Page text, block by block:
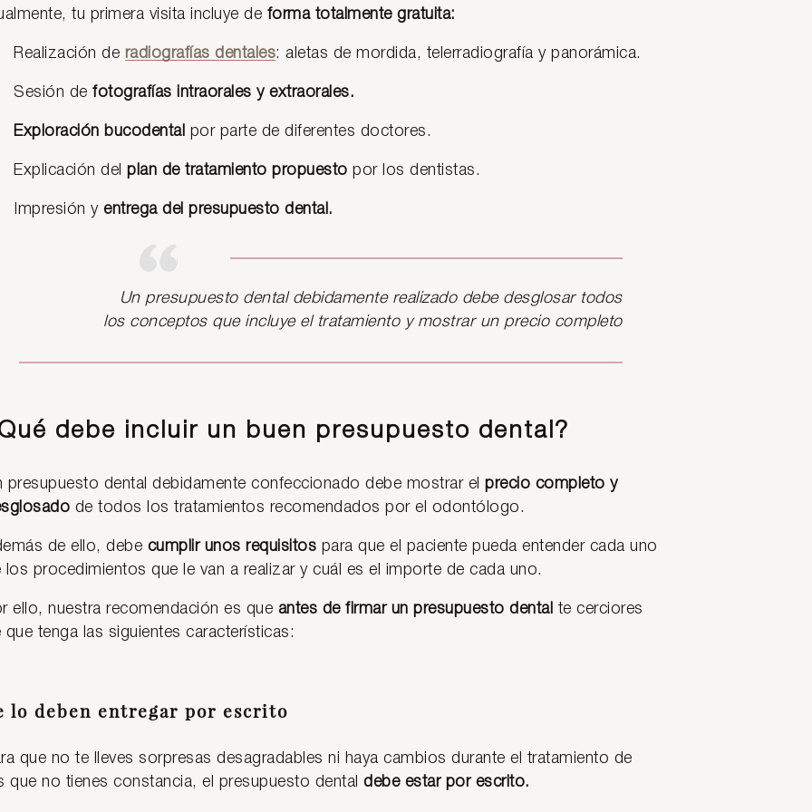
tu primera visita incluye de forma totalmente gratuita:
Realización de radiografías dentales: aletas de mordida, telerradiografía y panorámica.
Sesión defotografías intraorales y extraorales.
Exploración bucodental por parte de diferentes doctores.
Explicación del plan de tratamiento propuesto por los dentistas.
Impresión yentrega del presupuesto dental.
Un presupuesto dental debidamente realizado debe desglosar todos
los conceptos que incluye el tratamiento y mostrar un precio completo
debe incluir un buen presupuesto dental?
presupuesto dental debidamente confeccionado debe mostrar el
precio completo y
de todos los tratamientos recomendados por el odontólogo.
de ello, debe cumplir unos requisitos para que el paciente pueda entender cada uno
los procedimientos que le van a realizar y cuál es el importe de cada uno.
ello, nuestra recomendación es que antes de firmar un presupuesto dental te cerciores
que tenga las siguientes características:
lo deben entregar por escrito
que no te lleves sorpresas desagradables ni haya cambios durante el tratamiento de
que no tienes constancia, el presupuesto dentaldebe estar por escrito.